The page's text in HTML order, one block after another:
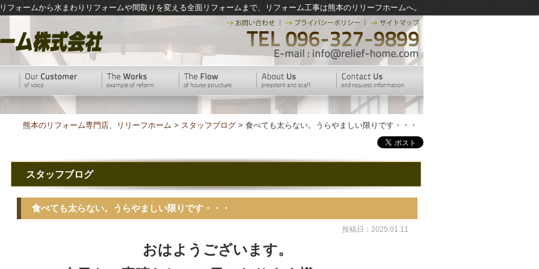
フォームから水まわりリフォームや間取りを変える全面リフォームまで、リフォーム工事は熊本のリリーフホームへ。
熊本のリフォーム専門店、リリーフホーム > スタッフブログ > 食べても太らない。うらやましい限りです・・・
スタッフブログ
食べても太らない。うらやましい限りです・・・
投稿日：2025.01.11
おはようございます。